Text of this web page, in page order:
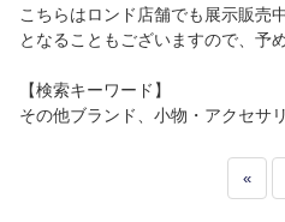
こちらはロンド店舗でも展示販売
となることもございますので、予
【検索キーワード】
その他ブランド、小物・アクセサ
«